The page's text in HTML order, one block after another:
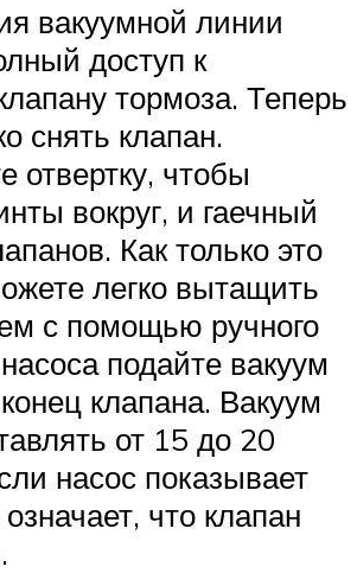
вакуумной линии
доступ к
тормоза. Теперь
снять клапан.
отвертку, чтобы
вокруг, и гаечный
Как только это
легко вытащить
с помощью ручного
подайте вакуум
клапана. Вакуум
от 15 до 20
насос показывает
что клапан